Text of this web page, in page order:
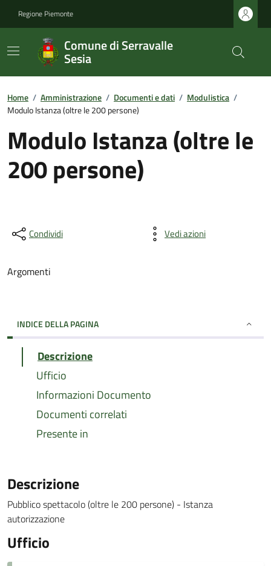
Regione Piemonte
Comune di Serravalle
Sesia
Home / Amministrazione / Documenti e dati / Modulistica /
Modulo Istanza (oltre le 200 persone)
Modulo Istanza (oltre le
200 persone)
Condividi Vedi azioni
Argomenti
INDICE DELLA PAGINA
Descrizione
Ufficio
Informazioni Documento
Documenti correlati
Presente in
Descrizione
Pubblico spettacolo (oltre le 200 persone) - Istanza
autorizzazione
Ufficio